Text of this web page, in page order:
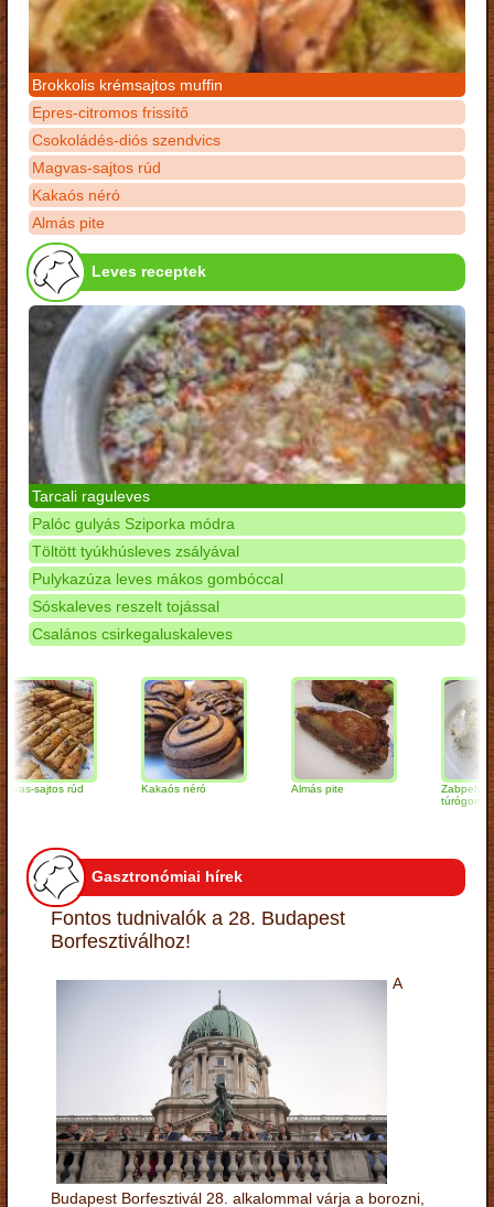
Brokkolis krémsajtos muffin
Epres-citromos frissítő
Csokoládés-diós szendvics
Magvas-sajtos rúd
Kakaós néró
Almás pite
Leves receptek
Tarcali raguleves
Palóc gulyás Sziporka módra
Töltött tyúkhúsleves zsályával
Pulykazúza leves mákos gombóccal
Sóskaleves reszelt tojással
Csalános csirkegaluskaleves
rúd Kakaós néró Almás pite
Zabpelyhes
túrógombóc
Gasztronómiai hírek
Fontos tudnivalók a 28. Budapest
Borfesztiválhoz!
A
Budapest Borfesztivál 28. alkalommal várja a borozni,